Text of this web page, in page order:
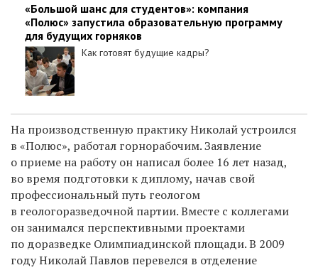
«Большой шанс для студентов»: компания
«Полюс» запустила образовательную программу
для будущих горняков
Как готовят будущие кадры?
На производственную практику Николай устроился
в «Полюс», работал горнорабочим. Заявление
о приеме на работу он написал более 16 лет назад,
во время подготовки к диплому, начав свой
профессиональный путь геологом
в геологоразведочной партии. Вместе с коллегами
он занимался перспективными проектами
по доразведке Олимпиадинской площади. В 2009
году Николай Павлов перевелся в отделение